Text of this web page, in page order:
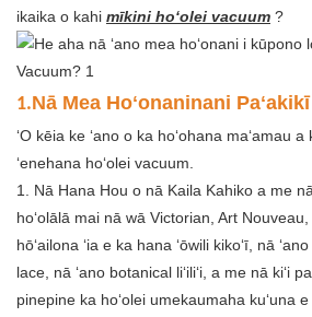
ikaika o kahi mīkini hoʻolei vacuum ?
1.Nā Mea Hoʻonaninani
ʻO kēia ke ʻano o ka hoʻohana maʻamau
ʻenehana hoʻolei vacuum.
1. Nā Hana Hou o nā Kaila Kahiko a me
hoʻolālā mai nā wā Victorian, Art Nouveau,
hōʻailona ʻia e ka hana ʻōwili kikoʻī, nā
lace, nā ʻano botanical liʻiliʻi, a me nā kiʻi
pinepine ka hoʻolei umekaumaha kuʻuna